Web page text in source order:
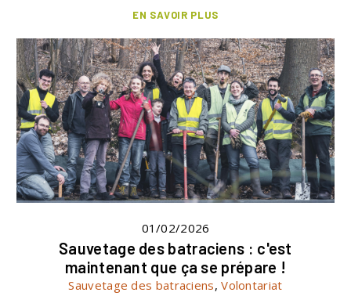
EN SAVOIR PLUS
01/02/2026
Sauvetage des batraciens : c'est
maintenant que ça se prépare !
Sauvetage des batraciens,Volontariat